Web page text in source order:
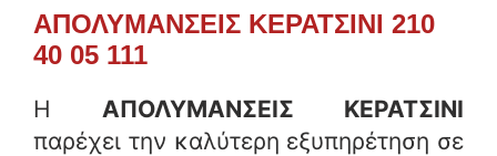
ΑΠΟΛΥΜΑΝΣΕΙΣ ΚΕΡΑΤΣΙΝΙ 210
40 05 111
Η ΑΠΟΛΥΜΑΝΣΕΙΣ ΚΕΡΑΤΣΙΝΙ
παρέχει την καλύτερη εξυπηρέτηση σε